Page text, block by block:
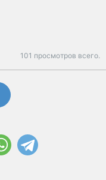
101 просмотров всего.